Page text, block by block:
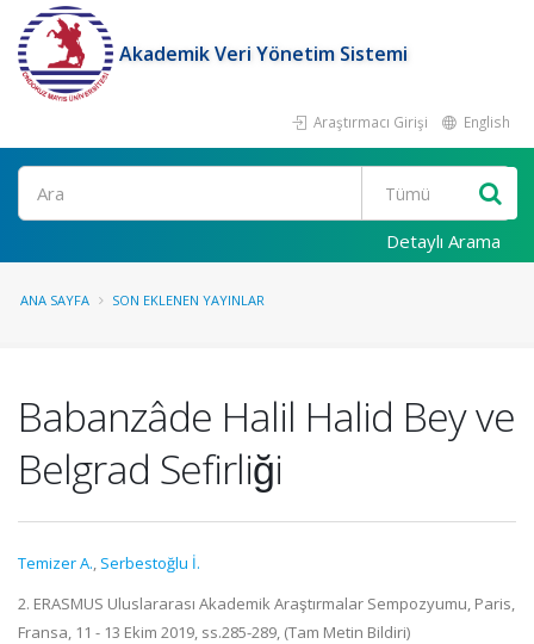
Akademik Veri Yönetim Sistemi
Araştırmacı Girişi English
Ara
Detaylı Arama
ANA SAYFA SON EKLENEN YAYINLAR
Babanzâde Halil Halid Bey ve
Belgrad Sefirliği
Temizer A., Serbestoğlu İ.
2. ERASMUS Uluslararası Akademik Araştırmalar Sempozyumu, Paris,
Fransa, 11 - 13 Ekim 2019, ss.285-289, (Tam Metin Bildiri)